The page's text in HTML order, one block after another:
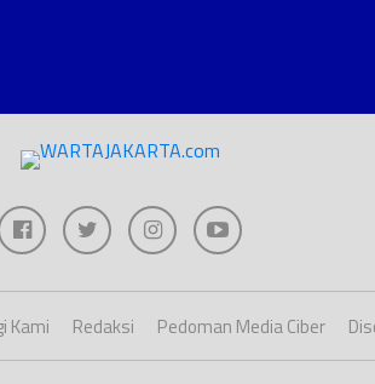
Kami Redaksi Pedoman Media Ciber